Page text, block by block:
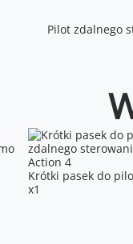
Krótki pasek do
x1